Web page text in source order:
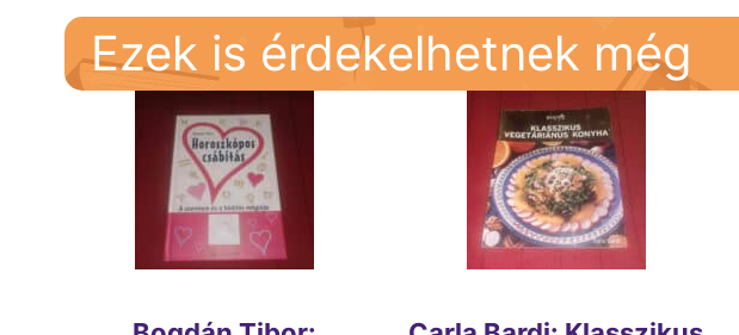
Ezek is érdekelhetnek még